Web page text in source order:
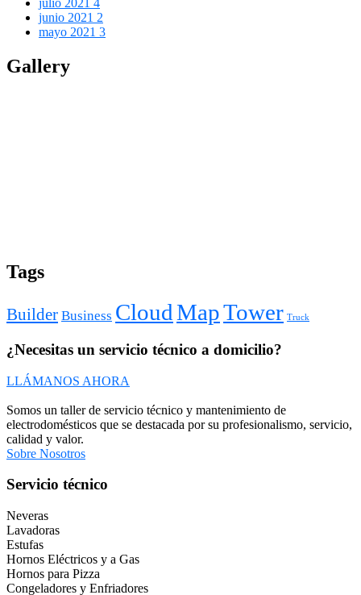
julio 2021 4
junio 2021 2
mayo 2021 3
Gallery
Tags
Builder Business CloudMapTower Truck
¿Necesitas un servicio técnico a domicilio?
LLÁMANOS AHORA
Somos un taller de servicio técnico y mantenimiento de
electrodomésticos que se destacada por su profesionalismo, servicio,
calidad y valor.
Sobre Nosotros
Servicio técnico
Neveras
Lavadoras
Estufas
Hornos Eléctricos y a Gas
Hornos para Pizza
Congeladores y Enfriadores